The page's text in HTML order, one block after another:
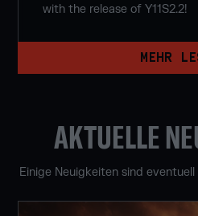
with the release of Y11S2.2!
MEHR
AKTUELLE
Einige Neuigkeiten sind